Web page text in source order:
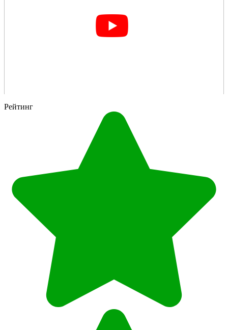
Рейтинг